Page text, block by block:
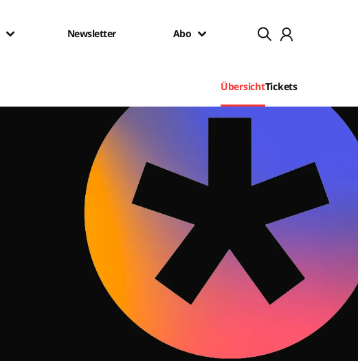
Newsletter Abo
ÜbersichtTickets